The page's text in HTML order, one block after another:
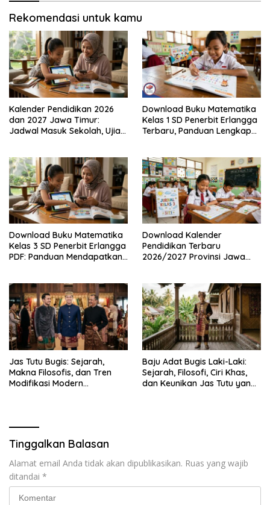
Rekomendasi untuk kamu
Kalender Pendidikan 2026
dan 2027 Jawa Timur:
Jadwal Masuk Sekolah, Ujian,
Download Buku Matematika
Kelas 1 SD Penerbit Erlangga
Terbaru, Panduan Lengkap
Legal
Download Buku Matematika
Kelas 3 SD Penerbit Erlangga
PDF: Panduan Mendapatkan
Download Kalender
Pendidikan Terbaru
2026/2027 Provinsi Jawa
Manfaatnya
Jas Tutu Bugis: Sejarah,
Makna Filosofis, dan Tren
Modifikasi Modern
Baju Adat Bugis Laki-Laki:
Sejarah, Filosofi, Ciri Khas,
dan Keunikan Jas Tutu yang
Tinggalkan Balasan
Alamat email Anda tidak akan dipublikasikan. Ruas yang wajib
ditandai *